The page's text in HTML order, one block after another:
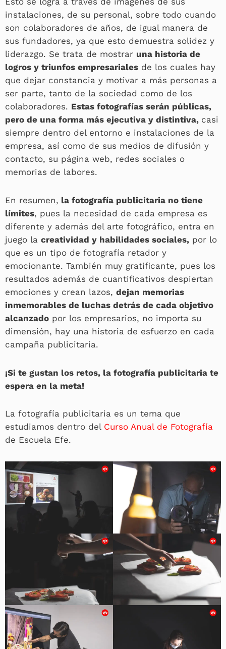
instalaciones, de su personal, sobre todo cuando
son colaboradores de años, de igual manera de
sus fundadores, ya que esto demuestra solidez y
liderazgo. Se trata de mostrar una historia de
logros y triunfos empresariales de los cuales hay
que dejar constancia y motivar a más personas a
ser parte, tanto de la sociedad como de los
colaboradores. Estas fotografías serán públicas,
pero de una forma más ejecutiva y distintiva, casi
siempre dentro del entorno e instalaciones de la
empresa, así como de sus medios de difusión y
contacto, su página web, redes sociales o
memorias de labores.
En resumen, la fotografía publicitaria no tiene
límites, pues la necesidad de cada empresa es
diferente y además del arte fotográfico, entra en
juego la creatividad y habilidades sociales, por lo
que es un tipo de fotografía retador y
emocionante. También muy gratificante, pues los
resultados además de cuantificativos despiertan
emociones y crean lazos, dejan memorias
inmemorables de luchas detrás de cada objetivo
alcanzado por los empresarios, no importa su
dimensión, hay una historia de esfuerzo en cada
campaña publicitaria.
¡Si te gustan los retos, la fotografía publicitaria te
espera en la meta!
La fotografía publicitaria es un tema que
estudiamos dentro del Curso Anual de Fotografía
de Escuela Efe.